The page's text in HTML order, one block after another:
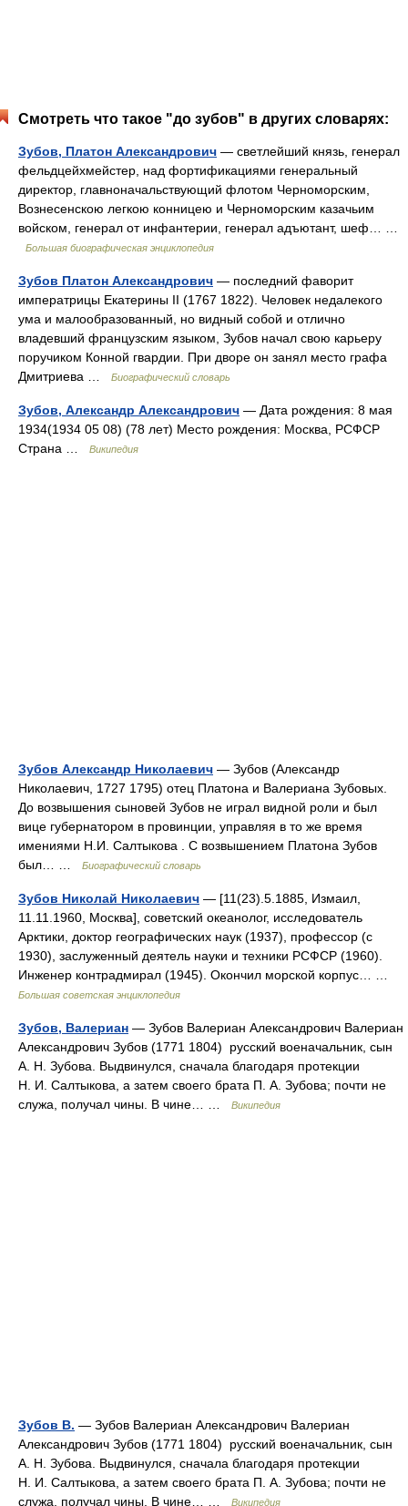
Смотреть что такое "до зубов" в других словарях:
Зубов, Платон Александрович — светлейший князь, генерал
фельдцейхмейстер, над фортификациями генеральный
директор, главноначальствующий флотом Черноморским,
Вознесенскою легкою конницею и Черноморским казачьим
войском, генерал от инфантерии, генерал адъютант, шеф… …
Большая биографическая энциклопедия
Зубов Платон Александрович — последний фаворит
императрицы Екатерины II (1767 1822). Человек недалекого
ума и малообразованный, но видный собой и отлично
владевший французским языком, Зубов начал свою карьеру
поручиком Конной гвардии. При дворе он занял место графа
Дмитриева …
Биографический словарь
Зубов, Александр Александрович — Дата рождения: 8 мая
1934(1934 05 08) (78 лет) Место рождения: Москва, РСФСР
Страна …
Википедия
Зубов Александр Николаевич — Зубов (Александр
Николаевич, 1727 1795) отец Платона и Валериана Зубовых.
До возвышения сыновей Зубов не играл видной роли и был
вице губернатором в провинции, управляя в то же время
имениями Н.И. Салтыкова . С возвышением Платона Зубов
был… …
Биографический словарь
Зубов Николай Николаевич — [11(23).5.1885, Измаил,
11.11.1960, Москва], советский океанолог, исследователь
Арктики, доктор географических наук (1937), профессор (с
1930), заслуженный деятель науки и техники РСФСР (1960).
Инженер контрадмирал (1945). Окончил морской корпус… …
Большая советская энциклопедия
Зубов, Валериан — Зубов Валериан Александрович Валериан
Александрович Зубов (1771 1804) русский военачальник, сын
А. Н. Зубова. Выдвинулся, сначала благодаря протекции
Н. И. Салтыкова, а затем своего брата П. А. Зубова; почти не
служа, получал чины. В чине… …
Википедия
Зубов В. — Зубов Валериан Александрович Валериан
Александрович Зубов (1771 1804) русский военачальник, сын
А. Н. Зубова. Выдвинулся, сначала благодаря протекции
Н. И. Салтыкова, а затем своего брата П. А. Зубова; почти не
служа, получал чины. В чине… …
Википедия